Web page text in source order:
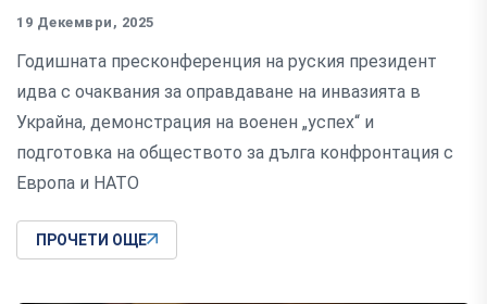
19 Декември, 2025
Годишната пресконференция на руския президент
идва с очаквания за оправдаване на инвазията в
Украйна, демонстрация на военен „успех“ и
подготовка на обществото за дълга конфронтация с
Европа и НАТО
ПРОЧЕТИ ОЩЕ